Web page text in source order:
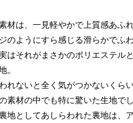
材は、一見軽やかで上質感あふ
のようにすら感じる滑らかでふ
はそれがまさかのポリエステル
。
れないと全く気がつかないくら
素材の中でも特に驚いた生地でし
地としてあしらわれた裏地は、